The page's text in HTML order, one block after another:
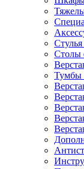
Столы
Тумбы